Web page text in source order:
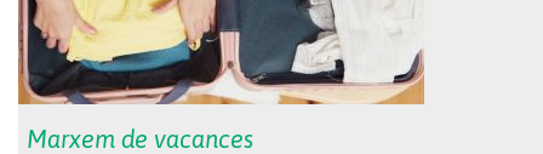
Marxem de vacances